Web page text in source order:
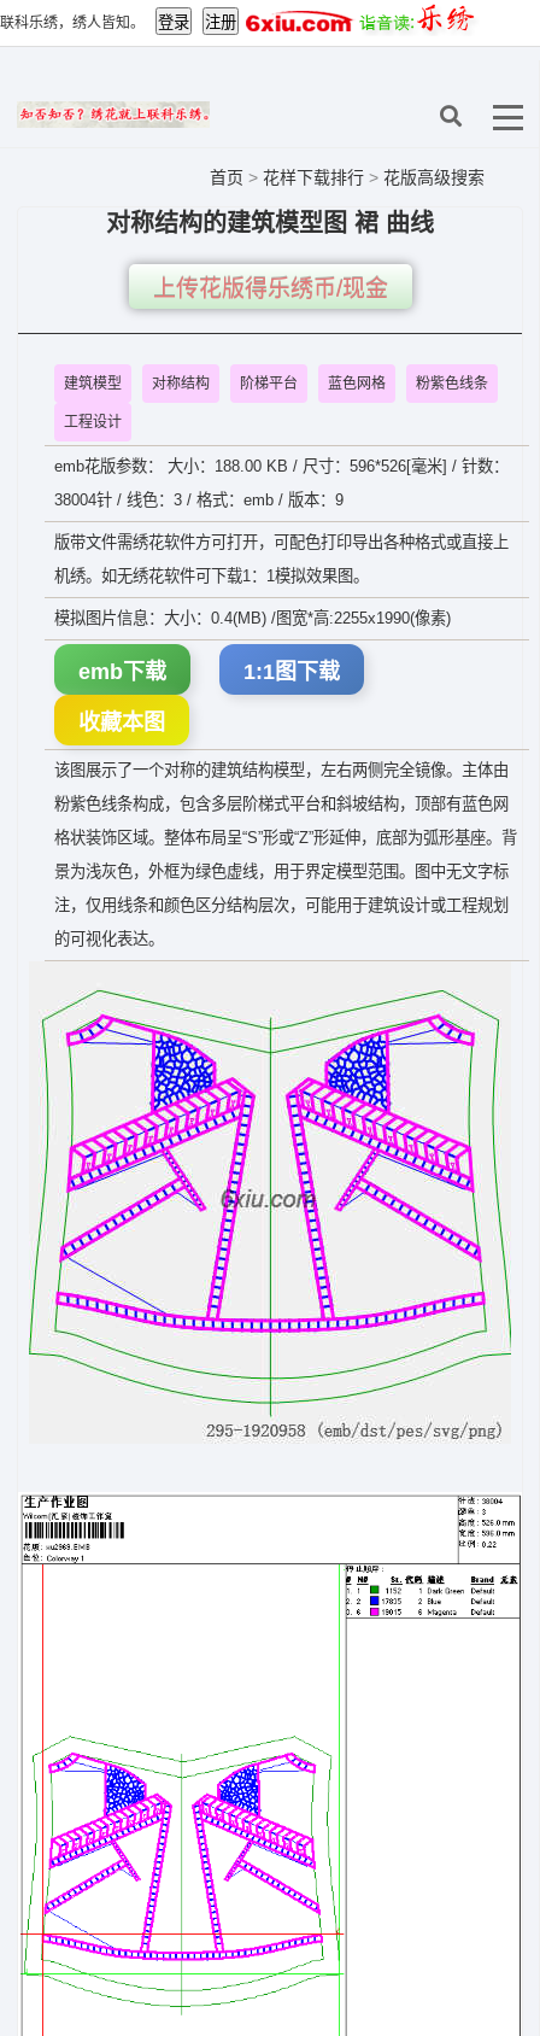
联科乐绣，绣人皆知。
首页 > 花样下载排行 > 花版高级搜索
对称结构的建筑模型图 裙 曲线
上传花版得乐绣币/现金
建筑模型 对称结构 阶梯平台 蓝色网格 粉紫色线条
工程设计
emb花版参数： 大小：188.00 KB / 尺寸：596*526[毫米] / 针数：
38004针 / 线色：3 / 格式：emb / 版本：9
版带文件需绣花软件方可打开，可配色打印导出各种格式或直接上
机绣。如无绣花软件可下载1：1模拟效果图。
模拟图片信息：大小：0.4(MB) /图宽*高:2255x1990(像素)
emb下载 1:1图下载
收藏本图
该图展示了一个对称的建筑结构模型，左右两侧完全镜像。主体由
粉紫色线条构成，包含多层阶梯式平台和斜坡结构，顶部有蓝色网
格状装饰区域。整体布局呈“S”形或“Z”形延伸，底部为弧形基座。背
景为浅灰色，外框为绿色虚线，用于界定模型范围。图中无文字标
注，仅用线条和颜色区分结构层次，可能用于建筑设计或工程规划
的可视化表达。